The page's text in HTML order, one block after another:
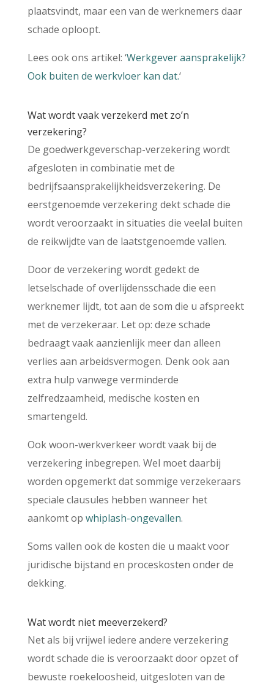
plaatsvindt, maar een van de werknemers daar
schade oploopt.
Lees ook ons artikel: ‘Werkgever aansprakelijk?
Ook buiten de werkvloer kan dat.‘
Wat wordt vaak verzekerd met zo’n
verzekering?
De goedwerkgeverschap-verzekering wordt
afgesloten in combinatie met de
bedrijfsaansprakelijkheidsverzekering. De
eerstgenoemde verzekering dekt schade die
wordt veroorzaakt in situaties die veelal buiten
de reikwijdte van de laatstgenoemde vallen.
Door de verzekering wordt gedekt de
letselschade of overlijdensschade die een
werknemer lijdt, tot aan de som die u afspreekt
met de verzekeraar. Let op: deze schade
bedraagt vaak aanzienlijk meer dan alleen
verlies aan arbeidsvermogen. Denk ook aan
extra hulp vanwege verminderde
zelfredzaamheid, medische kosten en
smartengeld.
Ook woon-werkverkeer wordt vaak bij de
verzekering inbegrepen. Wel moet daarbij
worden opgemerkt dat sommige verzekeraars
speciale clausules hebben wanneer het
aankomt op whiplash-ongevallen.
Soms vallen ook de kosten die u maakt voor
juridische bijstand en proceskosten onder de
dekking.
Wat wordt niet meeverzekerd?
Net als bij vrijwel iedere andere verzekering
wordt schade die is veroorzaakt door opzet of
bewuste roekeloosheid, uitgesloten van de